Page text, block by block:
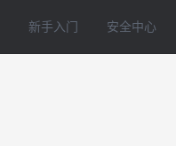
新手入门 安全中心